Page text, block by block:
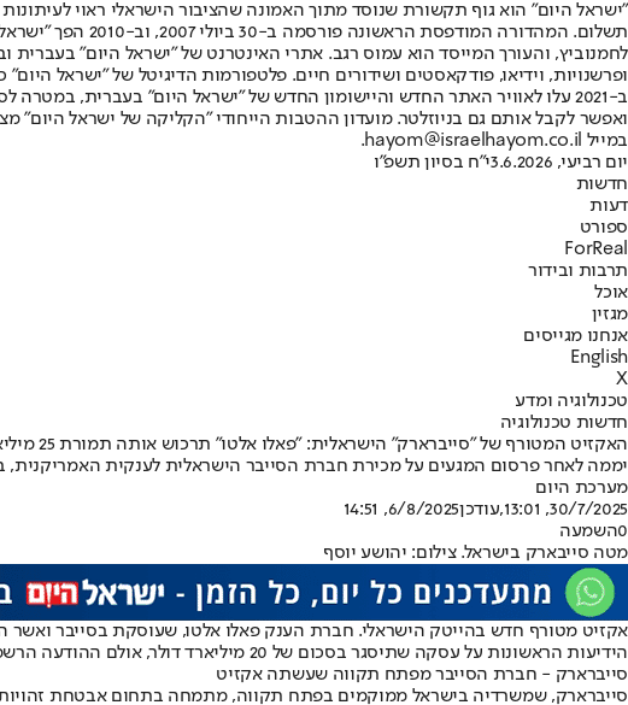
"ישראל היום" הוא גוף תקשורת שנוסד מתוך האמונה שהציבור הישראלי ראוי
תשלום. המהדורה
ופרשנויות, וידיאו, פודקאסטים ושידורים חיים. פלטפורמות הדיגיטל של "ישראל
ב-2021 עלו לאוויר האתר החדש והיישומון החדש של "ישראל היום" בעברית,
ואפשר לקבל אותם גם בניוזלטר. מועדון ההטבות הייחודי "הקליקה של ישראל היום"
במייל hayom@israelhayom.co.il.
יום רביעי, 3.6.2026
י"ח בסיון תשפ"ו
חדשות
דעות
ספורט
ForReal
תרבות ובידור
אוכל
מגזין
אנחנו מגייסים
English
X
טכנולוגיה ומדע
חדשות טכנולוגיה
האקזיט המטורף של "סייברארק" הישראלית: "פאלו אלטו" תרכוש אותה תמורת 25 מיליארד דולר
יממה לאחר פרסום המגעים על מכירת חברת הסייבר הישראלית לענקית האמריקנית,
מערכת היום
30/7/2025, 13:01
,עודכן6/8/2025, 14:51
0השמעה
מטה סייבארק בישראל. צילום: יהושע יוסף
אקזיט מטורף חדש בהייטק הישראלי. חברת הענק פאלו אלטו, שעוסקת בסייבר ואשר המטה
הידיעות הראשונות על עסקה שתיסגר בסכום של 20 מיליארד דולר
, אולם ההודעה
סייברארק - חברת הסייבר מפתח תקווה שעשתה אקזיט